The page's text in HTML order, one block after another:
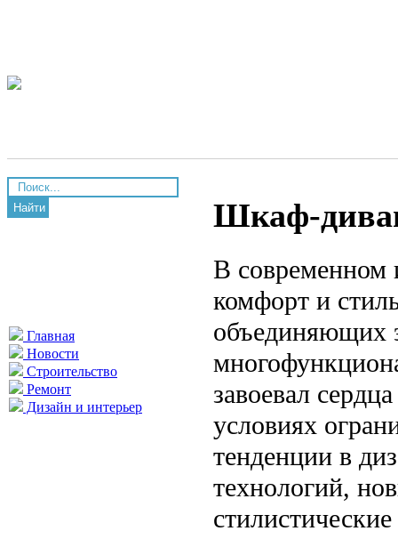
Найти
Главная
Новости
Строительство
Ремонт
Дизайн и интерьер
Шкаф-
В современном
комфорт и
объединяющих
завоевал
условиях
тенденции в
технологий,